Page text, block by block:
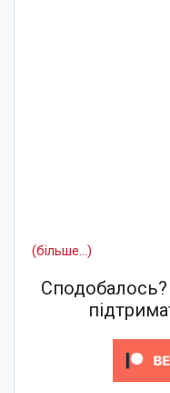
(більше…)